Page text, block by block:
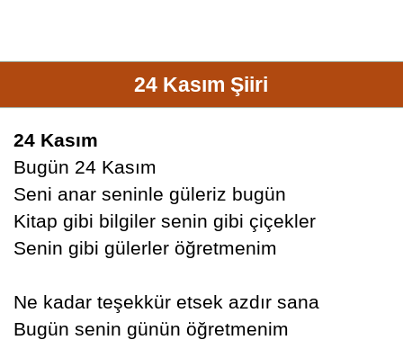
24 Kasım Şiiri
24 Kasım
Bugün 24 Kasım
Seni anar seninle güleriz bugün
Kitap gibi bilgiler senin gibi çiçekler
Senin gibi gülerler öğretmenim
Ne kadar teşekkür etsek azdır sana
Bugün senin günün öğretmenim